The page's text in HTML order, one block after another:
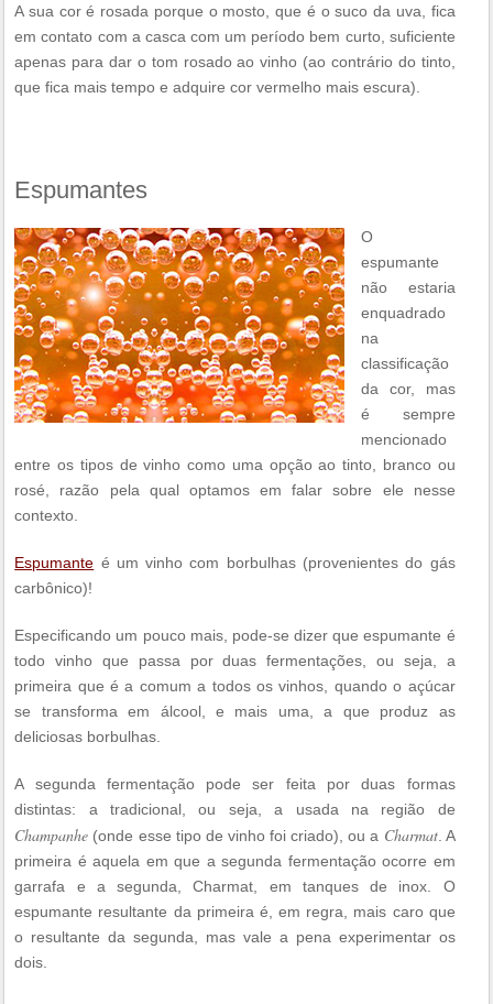
A sua cor é rosada porque o mosto, que é o suco da uva, fica
em contato com a casca com um período bem curto, suficiente
apenas para dar o tom rosado ao vinho (ao contrário do tinto,
que fica mais tempo e adquire cor vermelho mais escura).
Espumantes
O
espumante
não estaria
enquadrado
na
classificação
da cor, mas
é sempre
mencionado
entre os tipos de vinho como uma opção ao tinto, branco ou
rosé, razão pela qual optamos em falar sobre ele nesse
contexto.
Espumante é um vinho com borbulhas (provenientes do gás
carbônico)!
Especificando um pouco mais, pode-se dizer que espumante é
todo vinho que passa por duas fermentações, ou seja, a
primeira que é a comum a todos os vinhos, quando o açúcar
se transforma em álcool, e mais uma, a que produz as
deliciosas borbulhas.
A segunda fermentação pode ser feita por duas formas
distintas: a tradicional, ou seja, a usada na região de
Champanhe (onde esse tipo de vinho foi criado), ou a Charmat. A
primeira é aquela em que a segunda fermentação ocorre em
garrafa e a segunda, Charmat, em tanques de inox. O
espumante resultante da primeira é, em regra, mais caro que
o resultante da segunda, mas vale a pena experimentar os
dois.